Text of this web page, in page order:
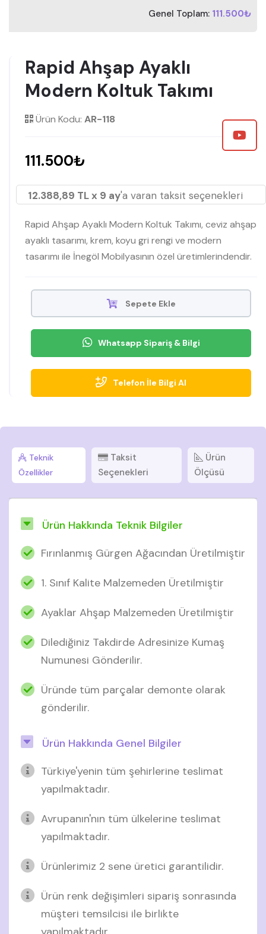
Genel Toplam: 111.500₺
Rapid Ahşap Ayaklı
Modern Koltuk Takımı
Ürün Kodu: AR-118
111.500₺
12.388,89 TL x 9 ay'a varan taksit seçenekleri
Rapid Ahşap Ayaklı Modern Koltuk Takımı, ceviz ahşap
ayaklı tasarımı, krem, koyu gri rengi ve modern
tasarımı ile İnegöl Mobilyasının özel üretimlerindendir.
Sepete Ekle
Whatsapp Sipariş & Bilgi
Telefon İle Bilgi Al
Teknik
Özellikler
Taksit
Seçenekleri
Ürün
Ölçüsü
Ürün Hakkında Teknik Bilgiler
Fırınlanmış Gürgen Ağacından Üretilmiştir
1. Sınıf Kalite Malzemeden Üretilmiştir
Ayaklar Ahşap Malzemeden Üretilmiştir
Dilediğiniz Takdirde Adresinize Kumaş
Numunesi Gönderilir.
Üründe tüm parçalar demonte olarak
gönderilir.
Ürün Hakkında Genel Bilgiler
Türkiye'yenin tüm şehirlerine teslimat
yapılmaktadır.
Avrupanın'nın tüm ülkelerine teslimat
yapılmaktadır.
Ürünlerimiz 2 sene üretici garantilidir.
Ürün renk değişimleri sipariş sonrasında
müşteri temsilcisi ile birlikte